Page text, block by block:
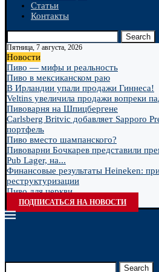
Статьи
Контакты
Search
Пятница, 7 августа, 2026
Новости
Пиво — мифы и реальность
Пиво в мексиканском раю
В Ирландии упали продажи Гиннеса!
Veltins увеличила продажи вопреки
Пивоварня на Шпицбергене
Carlsberg Britvic добавляет Sapporo
портфель
Пиво вместо шампанского?
Пивоварни Бочкарев представили
Pub Lager, на...
Финансовые результаты Heineken:
реструктуризации
Пиво для церкви
ПОДПИСАТЬСЯ НА НОВОСТИ
Search